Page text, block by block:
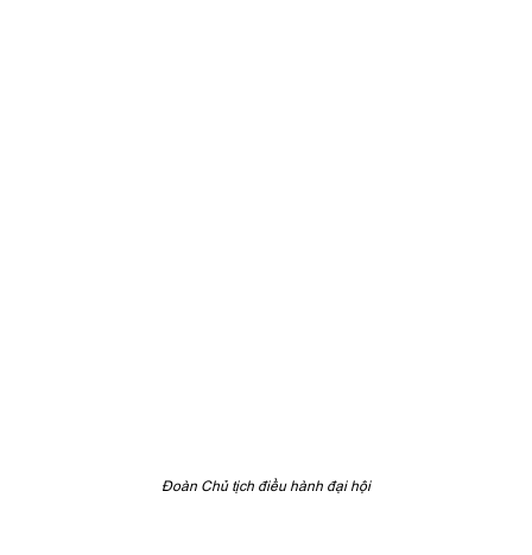
Đoàn Chủ tịch điều hành đại hội